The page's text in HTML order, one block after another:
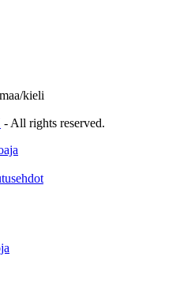
kieli
- All rights reserved.